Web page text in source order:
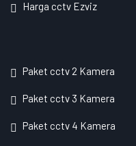
Harga cctv Ezviz
Paket cctv 2 Kamera
Paket cctv 3 Kamera
Paket cctv 4 Kamera